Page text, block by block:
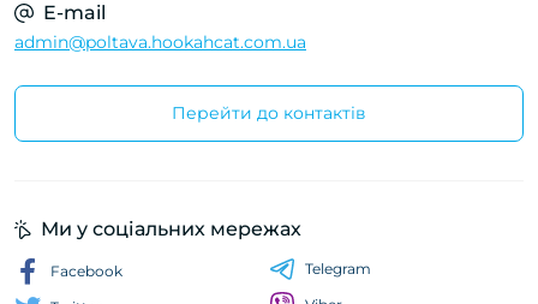
E-mail
admin@poltava.hookahcat.com.ua
Перейти до контактів
Ми у соціальних мережах
Facebook
Telegram